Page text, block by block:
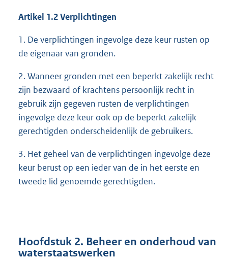
Artikel 1.2 Verplichtingen
1. De verplichtingen ingevolge deze keur rusten op
de eigenaar van gronden.
2. Wanneer gronden met een beperkt zakelijk recht
zijn bezwaard of krachtens persoonlijk recht in
gebruik zijn gegeven rusten de verplichtingen
ingevolge deze keur ook op de beperkt zakelijk
gerechtigden onderscheidenlijk de gebruikers.
3. Het geheel van de verplichtingen ingevolge deze
keur berust op een ieder van de in het eerste en
tweede lid genoemde gerechtigden.
Hoofdstuk 2. Beheer en onderhoud van
waterstaatswerken